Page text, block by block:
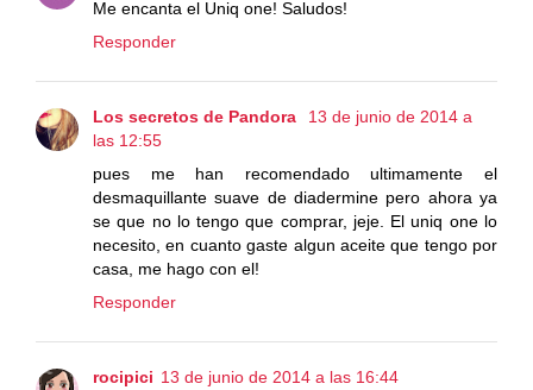
Me encanta el Uniq one! Saludos!
Responder
Los secretos de Pandora
13 de junio de 2014 a
las 12:55
pues me han recomendado ultimamente el
desmaquillante suave de diadermine pero ahora ya
se que no lo tengo que comprar, jeje. El uniq one lo
necesito, en cuanto gaste algun aceite que tengo por
casa, me hago con el!
Responder
rocipici 13 de junio de 2014 a las 16:44